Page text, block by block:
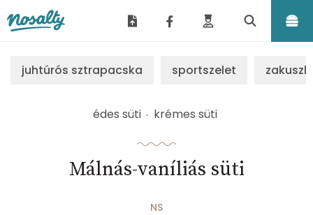
juhtúrós sztrapacska sportszelet
édes süti krémes süti
Málnás-vaníliás süti
NS